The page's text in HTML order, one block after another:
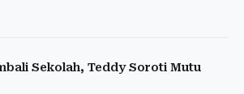
Sekolah, Teddy Soroti Mutu